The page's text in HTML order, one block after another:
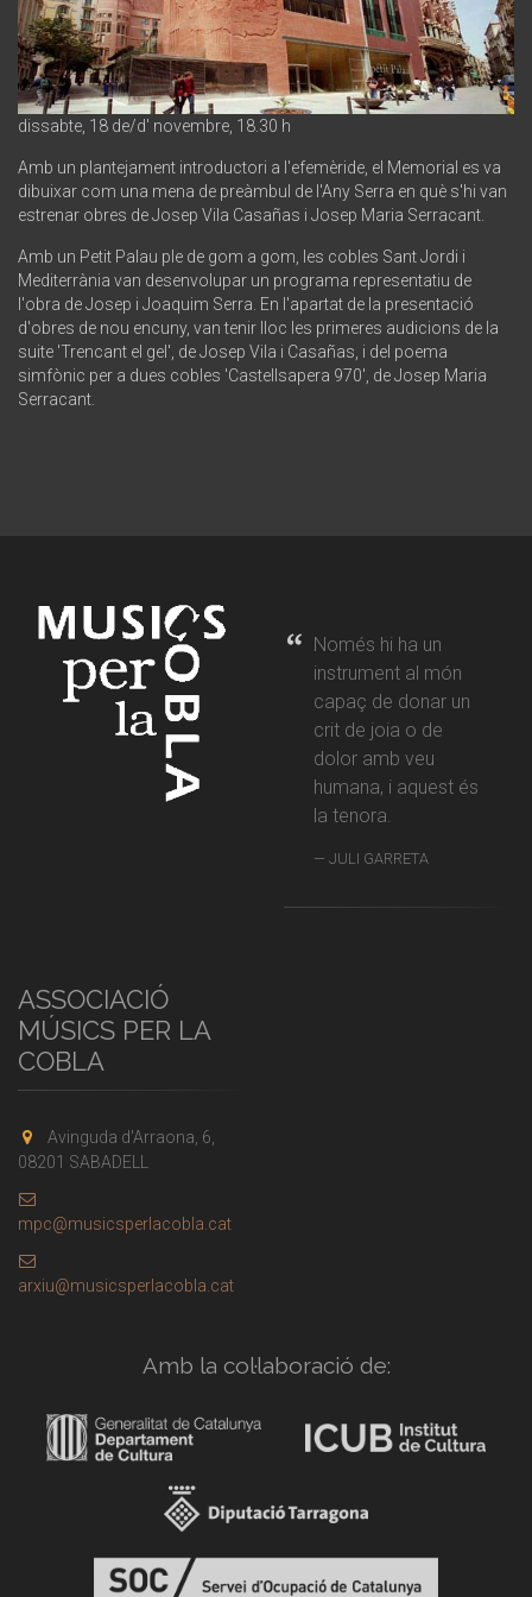
dissabte, 18 de/d' novembre, 18.30 h
Amb un plantejament introductori a l'efemèride, el Memorial es va
dibuixar com una mena de preàmbul de l'Any Serra en què s'hi van
estrenar obres de Josep Vila Casañas i Josep Maria Serracant.
Amb un Petit Palau ple de gom a gom, les cobles Sant Jordi i
Mediterrània van desenvolupar un programa representatiu de
l'obra de Josep i Joaquim Serra. En l'apartat de la presentació
d'obres de nou encuny, van tenir lloc les primeres audicions de la
suite 'Trencant el gel', de Josep Vila i Casañas, i del poema
simfònic per a dues cobles 'Castellsapera 970', de Josep Maria
Serracant.
Només hi ha un
instrument al món
capaç de donar un
crit de joia o de
dolor amb veu
humana, i aquest és
la tenora.
JULI GARRETA
ASSOCIACIÓ
MÚSICS PER LA
COBLA
Avinguda d'Arraona, 6,
08201 SABADELL
mpc@musicsperlacobla.cat
arxiu@musicsperlacobla.cat
Amb la col·laboració de: